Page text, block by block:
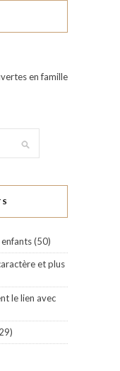
en famille
(50)
et plus
le lien avec